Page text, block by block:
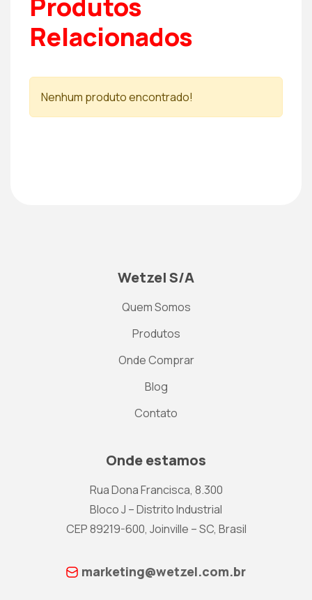
Relacionados
Nenhum produto encontrado!
Wetzel S/A
Quem Somos
Produtos
Onde Comprar
Blog
Contato
Onde estamos
Rua Dona Francisca, 8.300
Bloco J – Distrito Industrial
CEP 89219-600, Joinville – SC, Brasil
marketing@wetzel.com.br